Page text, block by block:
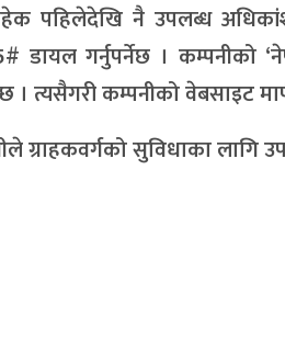
पहिलेदेखि नै उपलब्ध
डायल गर्नुपर्नेछ । कम्पनीको
। त्यसैगरी कम्पनीको वेबसाइट
ग्राहकवर्गको सुविधाका लागि